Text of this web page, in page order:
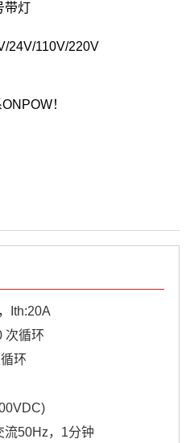
带灯
24V/110V/220V
！
Ith:20A
次循环
环
流50Hz，1分钟